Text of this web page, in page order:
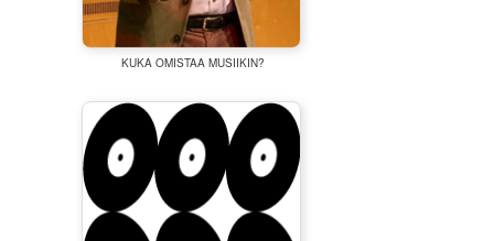
KUKA OMISTAA MUSIIKIN?